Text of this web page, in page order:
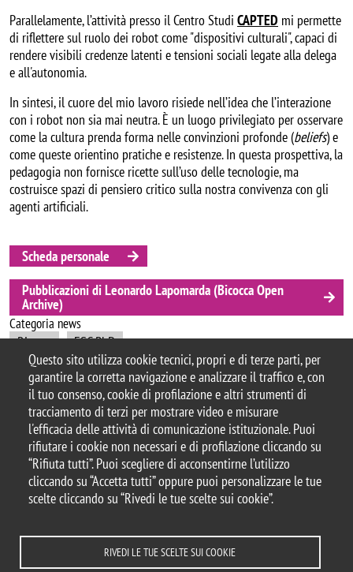
Questo sito utilizza cookie tecnici, propri e di terze parti, per
garantire la corretta navigazione e analizzare il traffico e, con
il tuo consenso, cookie di profilazione e altri strumenti di
tracciamento di terzi per mostrare video e misurare
l'efficacia delle attività di comunicazione istituzionale. Puoi
rifiutare i cookie non necessari e di profilazione cliccando su
“Rifiuta tutti”. Puoi scegliere di acconsentirne l’utilizzo
cliccando su “Accetta tutti” oppure puoi personalizzare le tue
scelte cliccando su “Rivedi le tue scelte sui cookie”.
RIVEDI LE TUE SCELTE SUI COOKIE
Parallelamente, l’attività presso il Centro Studi CAPTED mi permette
di riflettere sul ruolo dei robot come "dispositivi culturali", capaci di
rendere visibili credenze latenti e tensioni sociali legate alla delega
e all'autonomia.
In sintesi, il cuore del mio lavoro risiede nell’idea che l’interazione
con i robot non sia mai neutra. È un luogo privilegiato per osservare
come la cultura prenda forma nelle convinzioni profonde (beliefs) e
come queste orientino pratiche e resistenze. In questa prospettiva, la
pedagogia non fornisce ricette sull’uso delle tecnologie, ma
costruisce spazi di pensiero critico sulla nostra convivenza con gli
agenti artificiali.
Scheda personale
Pubblicazioni di Leonardo Lapomarda (Bicocca Open
Archive)
Categoria news
Ricerca ESC PhD
© 2025 Università degli Studi di Milano-Bicocca
Piazza dell'Ateneo Nuovo, 1 - 20126, Milano
Casella PEC:ateneo.bicocca@pec.unimib.it
P.I. 12621570154 |
redazioneweb.formazione@unimib.it